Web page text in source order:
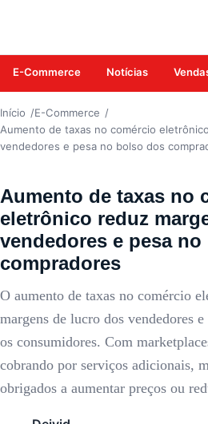
E-Commerce Notícias
Início
E-Commerce
Aumento de taxas no comércio
vendedores e pesa no bolso dos
Aumento de taxas no
eletrônico reduz
vendedores e pesa
compradores
O aumento de taxas no comércio
margens de lucro dos vendedores
os consumidores. Com
cobrando por serviços adicionais,
obrigados a aumentar preços ou